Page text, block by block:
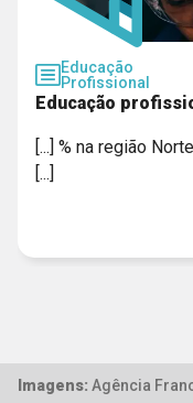
Educação
Profissional
Educação
[...] % na região
[...]
Imagens: Agência